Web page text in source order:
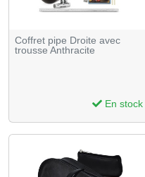
Coffret pipe Droite avec
trousse Anthracite
En stock